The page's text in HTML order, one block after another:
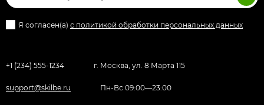
Я согласен(a) с политикой обработки персональных данных
+1 (234) 555-1234 г. Москва, ул. 8 Марта 115
support@skilbe.ru Пн-Вс 09:00—23:00